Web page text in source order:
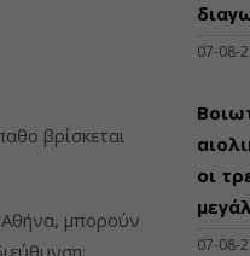
βρίσκεται
Αθήνα, μπορούν
07-08-
οι
07-08-